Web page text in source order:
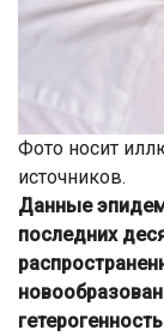
Фото носит
источников.
Данные
последних